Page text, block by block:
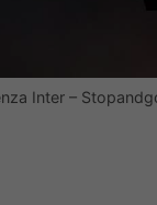
Inter –